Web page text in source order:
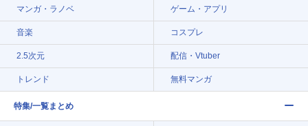
マンガ・ラノベ ゲーム・アプリ
音楽 コスプレ
2.5次元 配信・Vtuber
トレンド 無料マンガ
特集/一覧まとめ